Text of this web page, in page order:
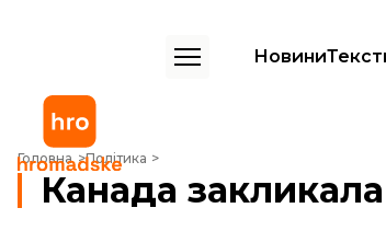
Новини
Головна Політика
Канада закликала посилити санкції проти Росії
Канада